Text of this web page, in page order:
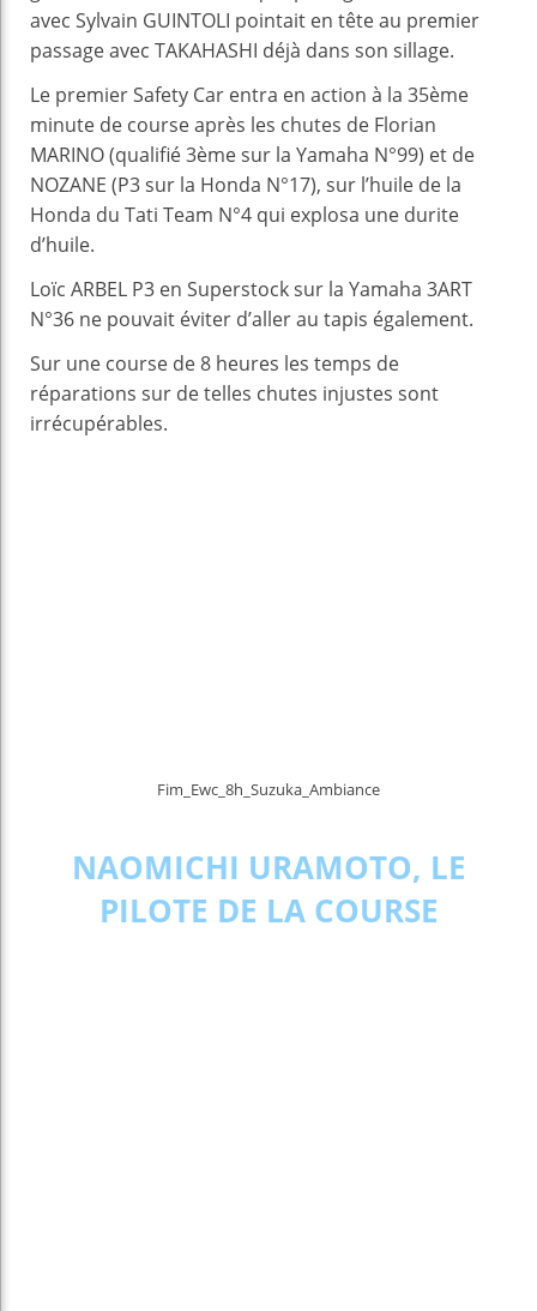
avec Sylvain GUINTOLI pointait en tête au premier
passage avec TAKAHASHI déjà dans son sillage.
Le premier Safety Car entra en action à la 35ème
minute de course après les chutes de Florian
MARINO (qualifié 3ème sur la Yamaha N°99) et de
NOZANE (P3 sur la Honda N°17), sur l’huile de la
Honda du Tati Team N°4 qui explosa une durite
d’huile.
Loïc ARBEL P3 en Superstock sur la Yamaha 3ART
N°36 ne pouvait éviter d’aller au tapis également.
Sur une course de 8 heures les temps de
réparations sur de telles chutes injustes sont
irrécupérables.
Fim_Ewc_8h_Suzuka_Ambiance
NAOMICHI URAMOTO, LE
PILOTE DE LA COURSE